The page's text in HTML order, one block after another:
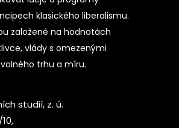
klasického liberalismu.
založené na hodnotách
vlády s omezenými
trhu a míru.
studií, z. ú.